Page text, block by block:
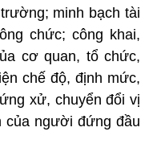
minh bạch tài
chức; công khai,
cơ quan, tổ chức,
chế độ, định mức,
xử, chuyển đổi vị
của người đứng đầu